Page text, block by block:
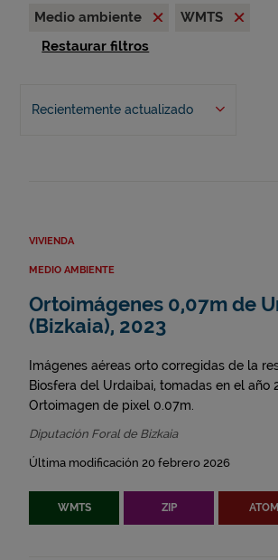
Medio ambiente
WMTS
Restaurar filtros
Recientemente actualizado
VIVIENDA
MEDIO AMBIENTE
Ortoimágenes 0,07m de
(Bizkaia), 2023
Imágenes aéreas orto corregidas de la
Biosfera del Urdaibai, tomadas en el año
Ortoimagen de pixel 0.07m.
Diputación Foral de Bizkaia
Última modificación 20 febrero 2026
WMTS ZIP ATOM